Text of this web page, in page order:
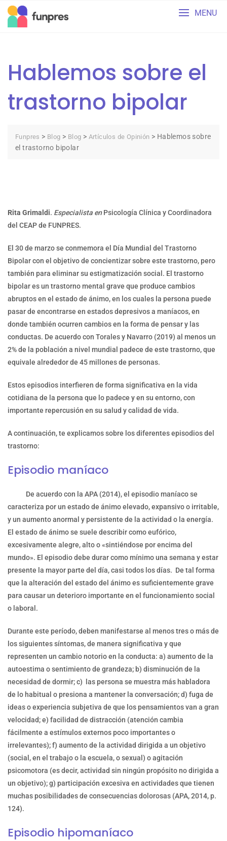
Skip
content
MENU
Hablemos sobre el
trastorno bipolar
Funpres > Blog > Blog > Artículos de Opinión > Hablemos sobre
el trastorno bipolar
Rita Grimaldi. Especialista enPsicología Clínica y Coordinadora
del CEAP de FUNPRES.
El 30 de marzo se conmemora el Día Mundial del Trastorno
Bipolar con el objetivo de concientizar sobre este trastorno, pero
también para eliminar su estigmatización social. El trastorno
bipolar es un trastorno mental grave que produce cambios
abruptos en el estado de ánimo, en los cuales la persona puede
pasar de encontrarse en estados depresivos a maníacos, en
donde también ocurren cambios en la forma de pensar y las
conductas. De acuerdo con Torales y Navarro (2019) al menos un
2% de la población a nivel mundial padece de este trastorno, que
equivale alrededor de 45 millones de personas.
Estos episodios interfieren de forma significativa en la vida
cotidiana de la persona que lo padece y en su entorno, con
importante repercusión en su salud y calidad de vida.
A continuación, te explicamos sobre los diferentes episodios del
trastorno:
Episodio maníaco
De acuerdo con la APA (2014), el episodio maníaco se
caracteriza por un estado de ánimo elevado, expansivo o irritable,
y un aumento anormal y persistente de la actividad o la energía.
El estado de ánimo se suele describir como eufórico,
excesivamente alegre, alto o «sintiéndose por encima del
mundo». El episodio debe durar como mínimo una semana y estar
presente la mayor parte del día, casi todos los días. De tal forma
que la alteración del estado del ánimo es suficientemente grave
para causar un deterioro importante en el funcionamiento social
o laboral.
Durante este período, deben manifestarse al menos tres o más de
los siguientes síntomas, de manera significativa y que
representen un cambio notorio en la conducta: a) aumento de la
autoestima o sentimiento de grandeza; b) disminución de la
necesidad de dormir; c) las persona se muestra más habladora
de lo habitual o presiona a mantener la conversación; d) fuga de
ideas o experiencia subjetiva de que los pensamientos van a gran
velocidad; e) facilidad de distracción (atención cambia
fácilmente a estímulos externos poco importantes o
irrelevantes); f) aumento de la actividad dirigida a un objetivo
(social, en el trabajo o la escuela, o sexual) o agitación
psicomotora (es decir, actividad sin ningún propósito no dirigida a
un objetivo); g) participación excesiva en actividades que tienen
muchas posibilidades de consecuencias dolorosas (APA, 2014, p.
124).
Episodio hipomaníaco